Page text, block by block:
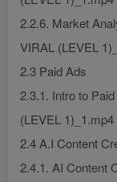
2.2.6. Market
VIRAL (LEVEL
2.3 Paid Ads
2.3.1. Intro to
(LEVEL 1)_1.mp4
2.4 A.I Content
2.4.1. AI Content